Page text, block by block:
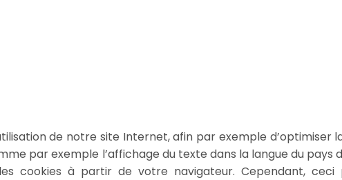
de notre site Internet, afin par exemple d’optimiser
par exemple l’affichage du texte dans la langue du pays
cookies à partir de votre navigateur. Cependant, ceci